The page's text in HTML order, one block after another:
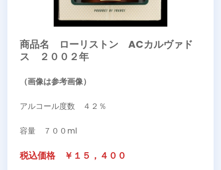
商品名 ローリストン ACカルヴァド
ス ２００２年
（画像は参考画像）
アルコール度数 ４２％
容量 ７００ml
税込価格 ￥１５，４００